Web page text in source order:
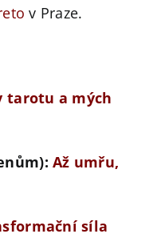
v Praze.
tarotu a mých
Až umřu,
síla